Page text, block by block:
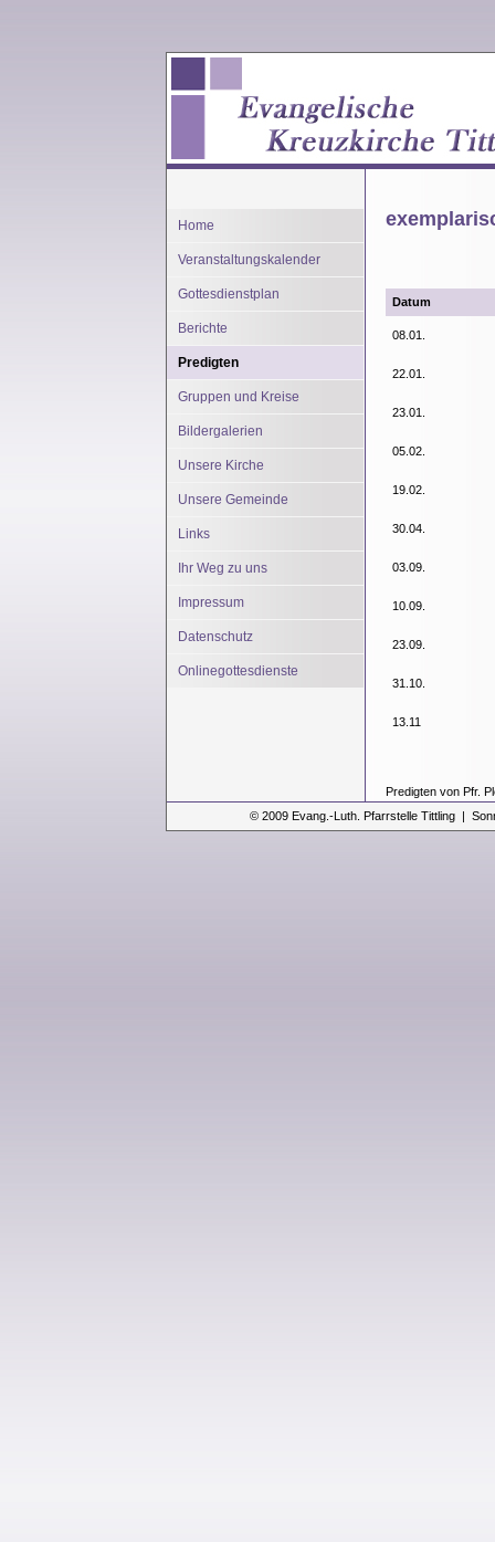
Home
Veranstaltungskalender
Gottesdienstplan
Berichte
Predigten
Gruppen und Kreise
Bildergalerien
Unsere Kirche
Unsere Gemeinde
Links
Ihr Weg zu uns
Impressum
Datenschutz
Onlinegottesdienste
Datum
08.01.
22.01.
23.01.
05.02.
19.02.
30.04.
03.09.
10.09.
23.09.
31.10.
13.11
Predigten von Pfr.
© 2009 Evang.-Luth. Pfarrstelle Tittling |